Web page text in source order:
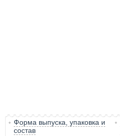
Форма выпуска, упаковка и
состав